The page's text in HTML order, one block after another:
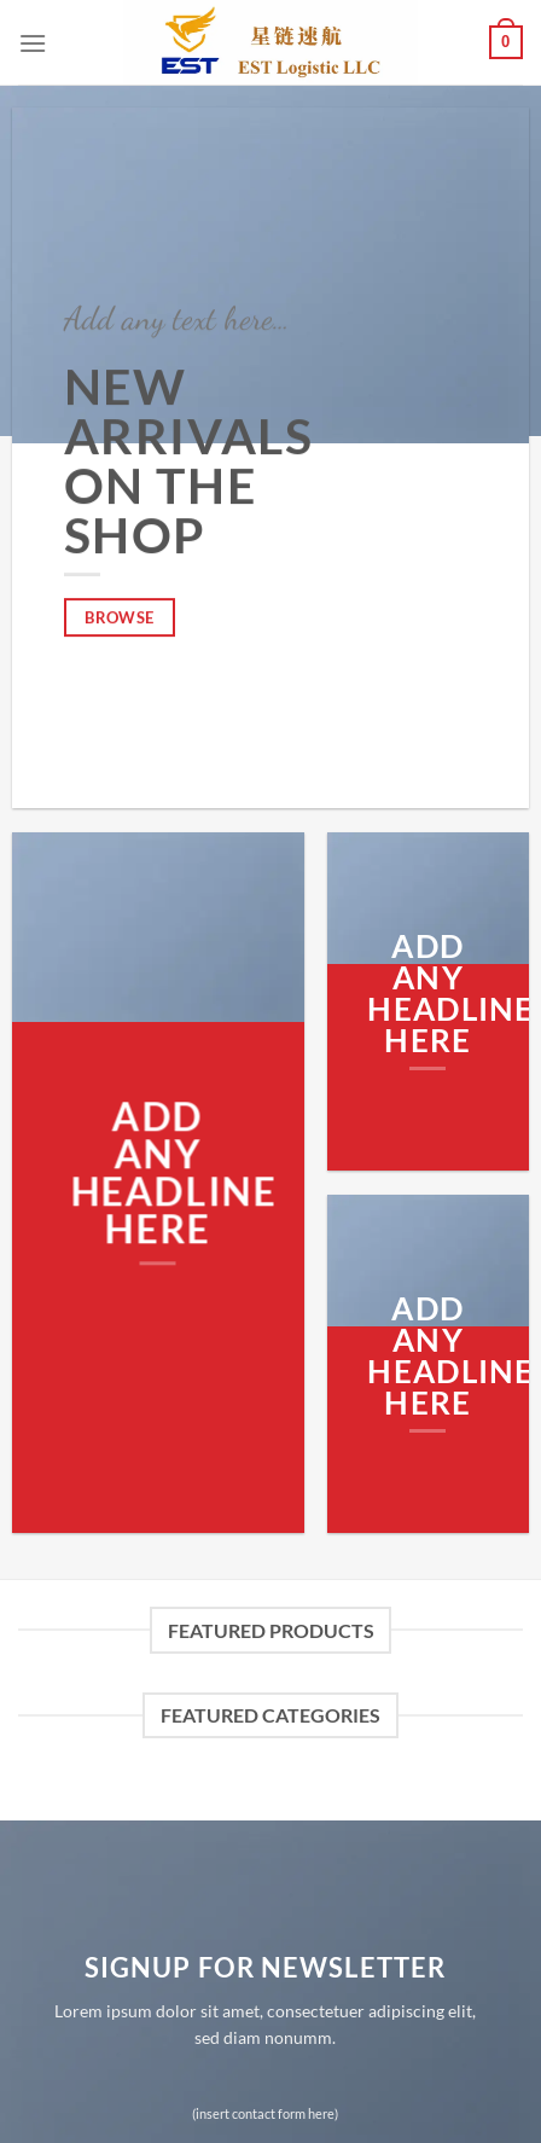
0
Add any text here…
NEW
ARRIVALS
ON THE
SHOP
BROWSE
ADD
ANY
HEADLINE
HERE
ADD
ANY
HEADLINE
HERE
ADD
ANY
HEADLINE
HERE
FEATURED PRODUCTS
FEATURED CATEGORIES
SIGNUP FOR NEWSLETTER
Lorem ipsum dolor sit amet, consectetuer adipiscing elit,
sed diam nonumm.
(insert contact form here)